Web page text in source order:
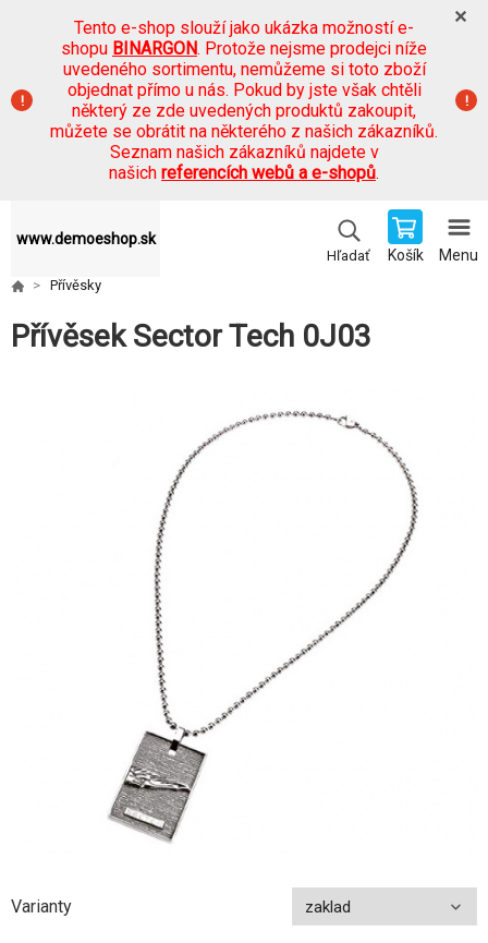
Tento e-shop slouží jako ukázka možností e-
shopu BINARGON. Protože nejsme prodejci níže
uvedeného sortimentu, nemůžeme si toto zboží
objednat přímo u nás. Pokud by jste však chtěli
některý ze zde uvedených produktů zakoupit,
můžete se obrátit na některého z našich zákazníků.
Seznam našich zákazníků najdete v
našich referencích webů a e-shopů.
www.demoeshop.sk
Hľadať Košík Menu
Přívěsky
Přívěsek Sector Tech 0J03
Varianty